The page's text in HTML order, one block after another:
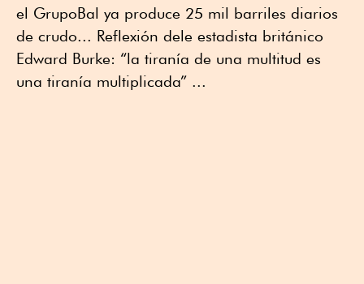
el GrupoBal ya produce 25 mil barriles diarios
de crudo... Reflexión dele estadista británico
Edward Burke: “la tiranía de una multitud es
una tiranía multiplicada” ...